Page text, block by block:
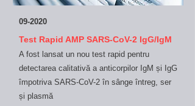
09-2020
Test Rapid AMP SARS-CoV-2 IgG/IgM
A fost lansat un nou test rapid pentru
detectarea calitativă a anticorpilor IgM și IgG
împotriva SARS-CoV-2 în sânge întreg, ser
și plasmă